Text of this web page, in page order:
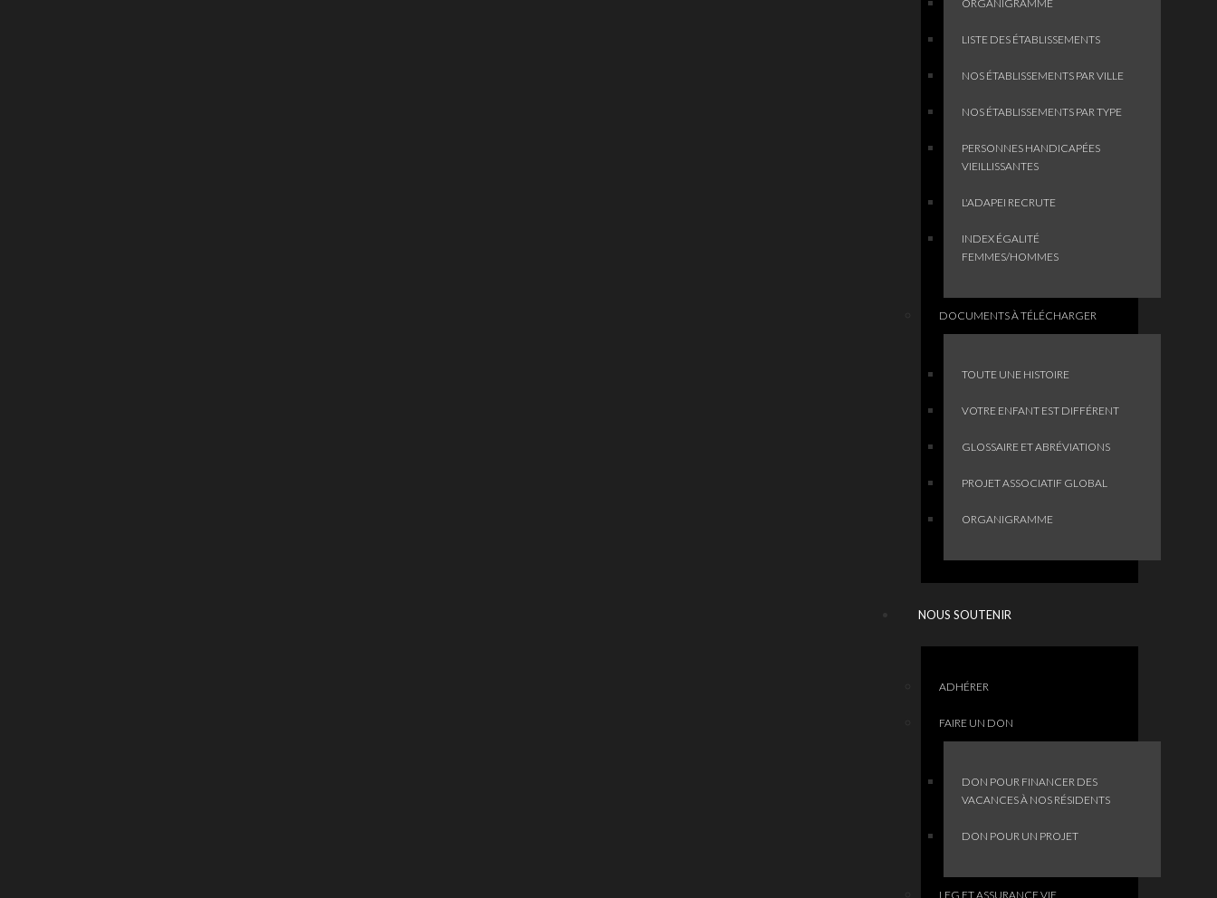
ORGANIGRAMME
LISTE DES ÉTABLISSEMENTS
NOS ÉTABLISSEMENTS PAR VILLE
NOS ÉTABLISSEMENTS PAR TYPE
PERSONNES HANDICAPÉES
VIEILLISSANTES
L'ADAPEI RECRUTE
INDEX ÉGALITÉ
FEMMES/HOMMES
DOCUMENTS À TÉLÉCHARGER
TOUTE UNE HISTOIRE
VOTRE ENFANT EST DIFFÉRENT
GLOSSAIRE ET ABRÉVIATIONS
PROJET ASSOCIATIF GLOBAL
ORGANIGRAMME
NOUS SOUTENIR
ADHÉRER
FAIRE UN DON
DON POUR FINANCER DES
VACANCES À NOS RÉSIDENTS
DON POUR UN PROJET
LEG ET ASSURANCE VIE